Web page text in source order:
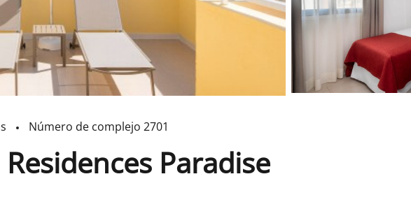
Número de complejo 2701
Paradise